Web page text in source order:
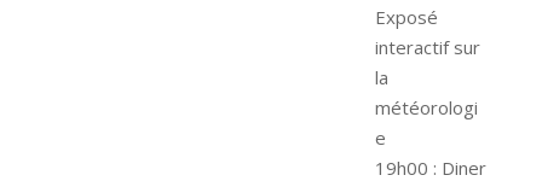
Exposé
interactif sur
la
météorologi
e
19h00 : Diner